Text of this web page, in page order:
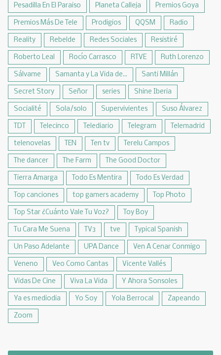
Pesadilla En El Paraiso Planeta Calleja Premios Goya
Premios Más De Tele Prodigios QQSM Radio
Reality Rebelde Redes Sociales Resistiré
Roberto Leal Rocío Carrasco RTVE Ruth Lorenzo
Sálvame Samanta y La Vida de... Santi Millán
Secret Story Señor series Shine Iberia
Socialité Sola/solo Supervivientes Suso Álvarez
TDT Telecinco Telediario Telegram Telemadrid
telenovelas TEN Ten tv Terelu Campos
The dancer The Farm The Good Doctor
Tierra Amarga Todo Es Mentira Todo Es Verdad
Top canciones top gamers academy Top Photo
Top Star ¿Cuánto Vale Tu Voz? Toy Boy
Tu Cara Me Suena TV3 tve Typical Spanish
Un Paso Adelante UPA Dance Ven A Cenar Conmigo
Veneno Veo Como Cantas Vicente Vallés
Vidas De Cine Viva La Vida Y Ahora Sonsoles
Ya es mediodia Yo Soy Yola Berrocal Zapeando
Zoom